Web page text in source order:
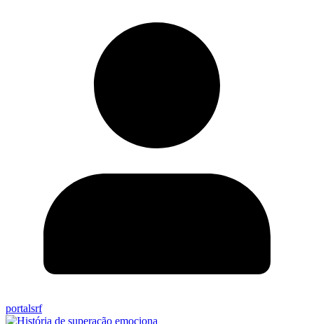
portalsrf